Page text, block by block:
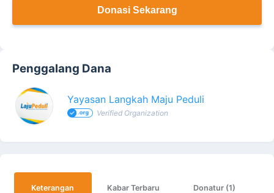
Donasi Sekarang
Penggalang Dana
Yayasan Langkah Maju Peduli
Verified Organization
Keterangan Kabar Terbaru Donatur (1)